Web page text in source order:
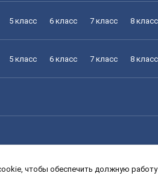
5 класс 6 класс 7 класс 8 класс
5 класс 6 класс 7 класс 8 класс
5 класс 6 класс 7 класс 8 класс
чтобы обеспечить должную работу